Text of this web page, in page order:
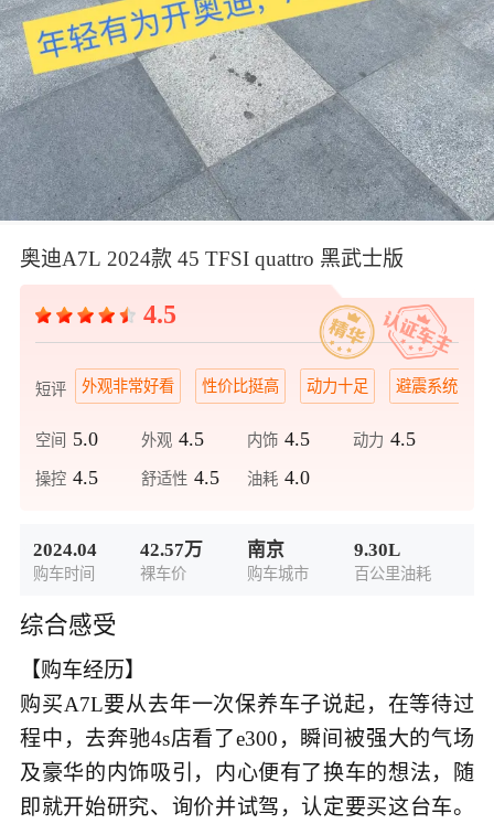
奥迪A7L 2024款 45 TFSI quattro 黑武士版
4.5
短评 外观非常好看 性价比挺高 动力十足 避震系统不错
空间 5.0 外观 4.5 内饰 4.5 动力 4.5
操控 4.5 舒适性 4.5 油耗 4.0
2024.04
购车时间
42.57万
裸车价
南京
购车城市
9.30L
百公里油耗
综合感受
【购车经历】
购买A7L要从去年一次保养车子说起，在等待过
程中，去奔驰4s店看了e300，瞬间被强大的气场
及豪华的内饰吸引，内心便有了换车的想法，随
即就开始研究、询价并试驾，认定要买这台车。